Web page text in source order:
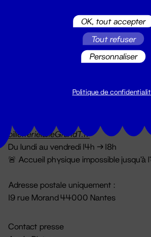
billetterie@leGrandT.fr
Du lundi au vendredi 14h → 18h
🚨 Accueil physique impossible jusqu'à
Adresse postale uniquement :
19 rue Morand 44000 Nantes
Contact presse
OK, tout accepter
Tout refuser
Personnaliser
Politique de